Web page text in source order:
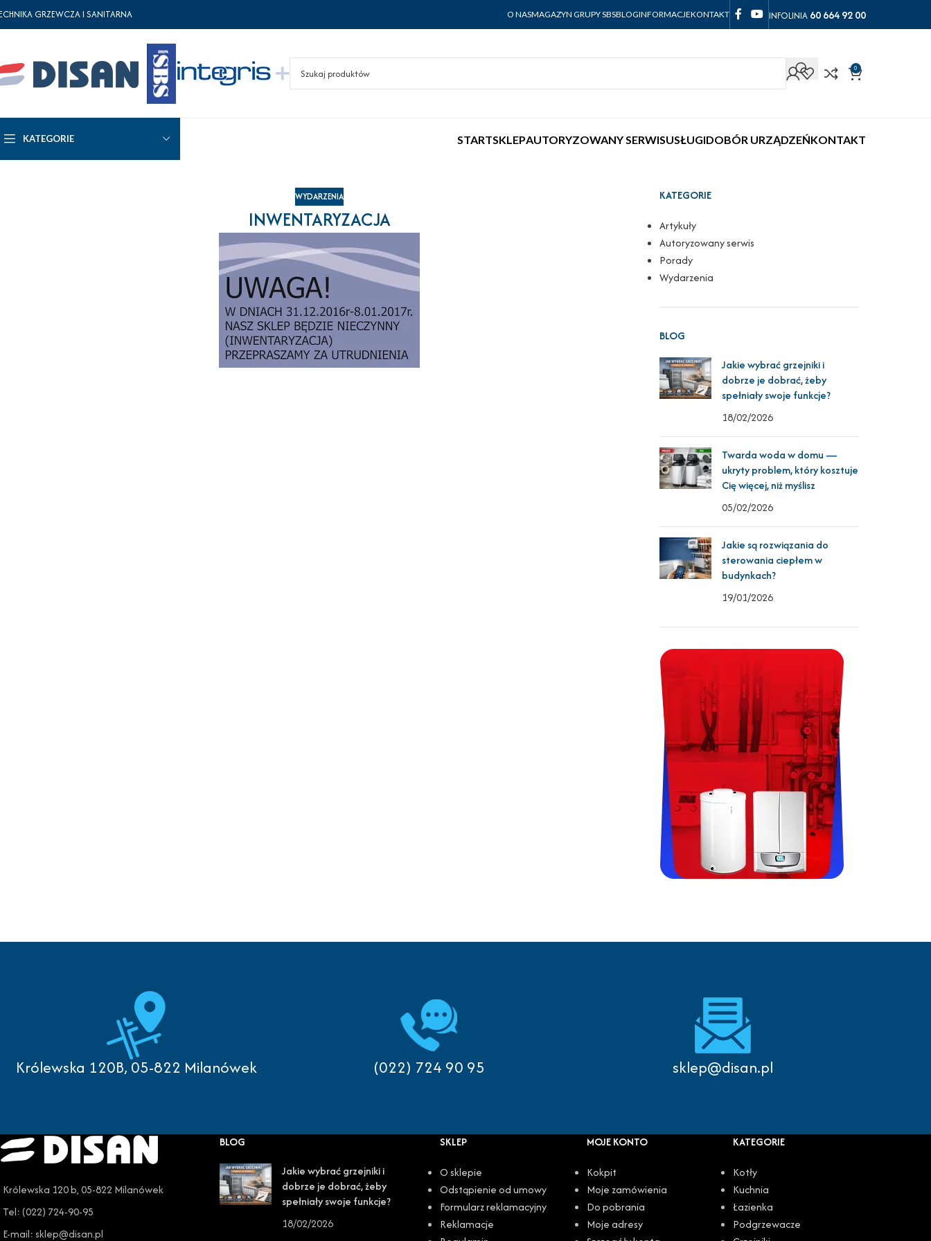
GRZEWCZA I SANITARNA O NASMAGAZYN GRUPY SBSBLOGINFORMACJEKONTAKT INFOLINIA 60 664 92 00
0
KATEGORIE STARTSKLEPAUTORYZOWANY SERWISUSŁUGIDOBÓR URZĄDZEŃKONTAKT
WYDARZENIA
INWENTARYZACJA
KATEGORIE
Artykuły
Autoryzowany serwis
Porady
Wydarzenia
BLOG
Jakie wybrać grzejniki i
dobrze je dobrać, żeby
spełniały swoje funkcje?
18/02/2026
Twarda woda w domu —
ukryty problem, który kosztuje
Cię więcej, niż myślisz
05/02/2026
Jakie są rozwiązania do
sterowania ciepłem w
budynkach?
19/01/2026
Autoryzowany serwis
Królewska 120B, 05-822 Milanówek (022) 724 90 95 sklep@disan.pl
Królewska 120 b, 05-822 Milanówek
Tel: (022) 724-90-95
E-mail: sklep@disan.pl
BLOG
Jakie wybrać grzejniki i
dobrze je dobrać, żeby
spełniały swoje funkcje?
18/02/2026
SKLEP
O sklepie
Odstąpienie od umowy
Formularz reklamacyjny
Reklamacje
MOJE KONTO
Kokpit
Moje zamówienia
Do pobrania
Moje adresy
KATEGORIE
Kotły
Kuchnia
Łazienka
Podgrzewacze